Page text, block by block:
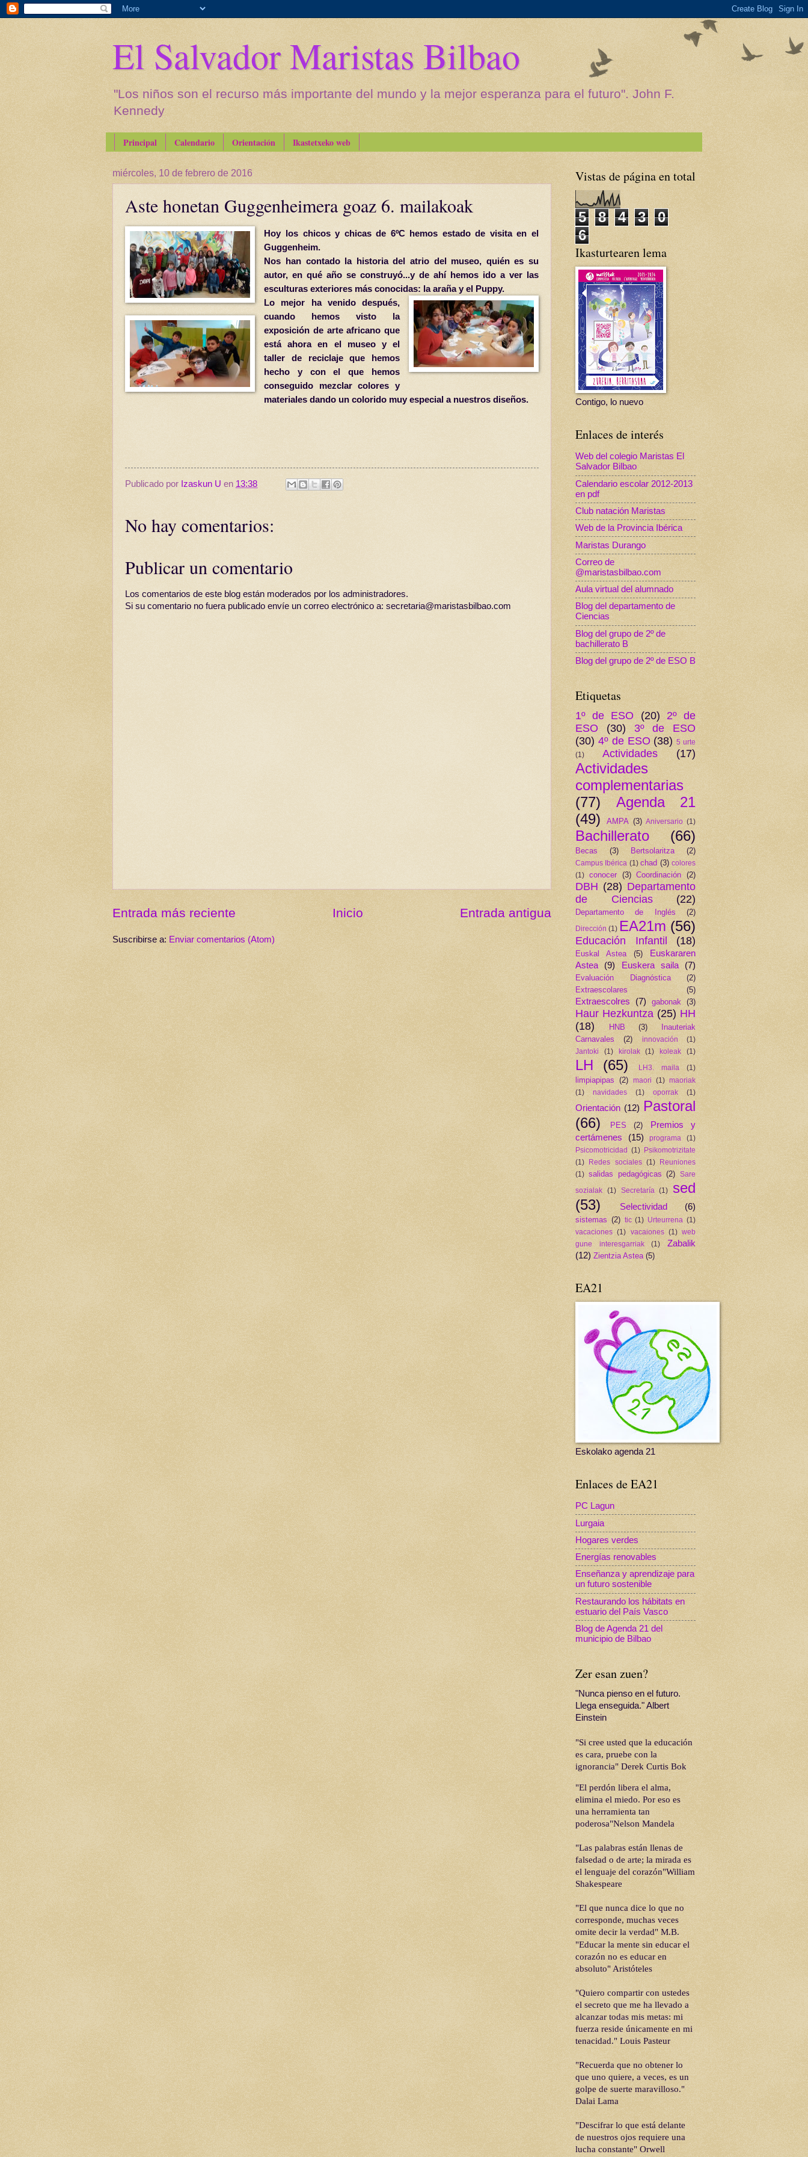
El Salvador Maristas Bilbao
"Los niños son el recurso más importante del mundo y la mejor esperanza para el futuro". John F.
Kennedy
Principal Calendario Orientación Ikastetxeko web
miércoles, 10 de febrero de 2016
Aste honetan Guggenheimera goaz 6. mailakoak
Hoy los chicos y chicas de 6ºC hemos estado de visita en el
Guggenheim.
Nos han contado la historia del atrio del museo, quién es su
autor, en qué año se construyó...y de ahí hemos ido a ver las
esculturas exteriores más conocidas: la araña y el Puppy.
Lo mejor ha venido después,
cuando hemos visto la
exposición de arte africano que
está ahora en el museo y el
taller de reciclaje que hemos
hecho y con el que hemos
conseguido mezclar colores y
materiales dando un colorido muy especial a nuestros diseños.
Publicado por Izaskun U en 13:38
No hay comentarios:
Publicar un comentario
Los comentarios de este blog están moderados por los administradores.
Si su comentario no fuera publicado envíe un correo electrónico a: secretaria@maristasbilbao.com
Entrada más reciente Entrada antigua
Inicio
Suscribirse a: Enviar comentarios (Atom)
Vistas de página en total
5 8 4 3
0
6
Ikasturtearen lema
Contigo, lo nuevo
Enlaces de interés
Web del colegio Maristas El
Salvador Bilbao
Calendario escolar 2012-2013
en pdf
Club natación Maristas
Web de la Provincia Ibérica
Maristas Durango
Correo de
@maristasbilbao.com
Aula virtual del alumnado
Blog del departamento de
Ciencias
Blog del grupo de 2º de
bachillerato B
Blog del grupo de 2º de ESO B
Etiquetas
1º de ESO (20) 2º de
ESO
(30)
3º de ESO
(30) 4º de ESO (38) 5 urte
(1)
Actividades (17)
Actividades
complementarias
(77)
Agenda 21
(49)
AMPA (3) Aniversario (1)
Bachillerato (66)
Becas (3) Bertsolaritza (2)
Campus Ibérica (1) chad (3) colores
(1)
conocer (3) Coordinación (2)
DBH (28) Departamento
de Ciencias
(22)
Departamento de Inglés (2)
Dirección (1) EA21m (56)
Educación Infantil (18)
Euskal Astea (5)
Euskararen
Astea
(9) Euskera saila (7)
Evaluación Diagnóstica
(2)
Extraescolares
(5)
Extraescolres (7) gabonak (3)
Haur Hezkuntza (25) HH
(18)
HNB (3)
Inauteriak
Carnavales
(2) innovación
(1)
Jantoki
(1) kirolak (1) koleak (1)
LH (65) LH3. maila (1)
limpiapipas (2) maori (1) maoriak
(1)
navidades (1) oporrak (1)
Orientación (12)
Pastoral
(66)
PES (2)
Premios y
certámenes
(15) programa
(1)
Psicomotricidad
(1)
Psikomotrizitate
(1)
Redes sociales (1)
Reuniones
(1) salidas pedagógicas (2) Sare
sozialak (1) Secretaría (1)
sed
(53)
Selectividad (6)
sistemas (2) tic (1) Urteurrena (1)
vacaciones (1) vacaiones (1) web
gune interesgarriak
(1)
Zabalik
(12) Zientzia Astea (5)
EA21
Eskolako agenda 21
Enlaces de EA21
PC Lagun
Lurgaia
Hogares verdes
Energías renovables
Enseñanza y aprendizaje para
un futuro sostenible
Restaurando los hábitats en
estuario del País Vasco
Blog de Agenda 21 del
municipio de Bilbao
Zer esan zuen?
"Nunca pienso en el futuro.
Llega enseguida." Albert
Einstein
"Si cree usted que la educación
es cara, pruebe con la
ignorancia" Derek Curtis Bok
"El perdón libera el alma,
elimina el miedo. Por eso es
una herramienta tan
poderosa"Nelson Mandela
"Las palabras están llenas de
falsedad o de arte; la mirada es
el lenguaje del corazón"William
Shakespeare
"El que nunca dice lo que no
corresponde, muchas veces
omite decir la verdad" M.B.
"Educar la mente sin educar el
corazón no es educar en
absoluto" Aristóteles
"Quiero compartir con ustedes
el secreto que me ha llevado a
alcanzar todas mis metas: mi
fuerza reside únicamente en mi
tenacidad." Louis Pasteur
"Recuerda que no obtener lo
que uno quiere, a veces, es un
golpe de suerte maravilloso."
Dalai Lama
"Descifrar lo que está delante
de nuestros ojos requiere una
lucha constante" Orwell